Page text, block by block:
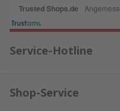
Service-Hotline
Shop-Service